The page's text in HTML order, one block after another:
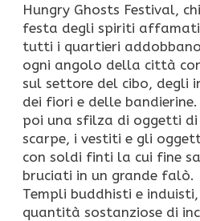
Hungry Ghosts Festival,
festa degli spiriti
tutti i quartieri
ogni angolo della città
sul settore del cibo, degli
dei fiori e delle
poi una sfilza di oggetti
scarpe, i vestiti e gli
con soldi finti la cui fine
bruciati in un grande falò.
Templi buddhisti e
quantità sostanziose di